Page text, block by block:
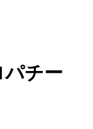
パチー